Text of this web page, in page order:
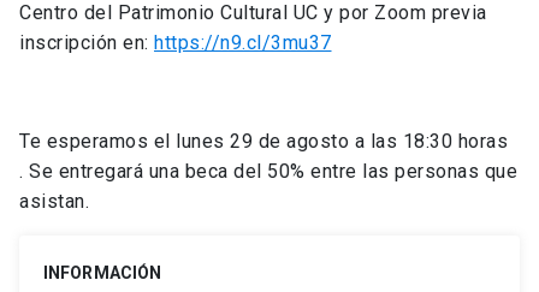
Centro del Patrimonio Cultural UC y por Zoom previa
inscripción en: https://n9.cl/3mu37
Te esperamos el lunes 29 de agosto a las 18:30 horas
. Se entregará una beca del 50% entre las personas que
asistan.
INFORMACIÓN